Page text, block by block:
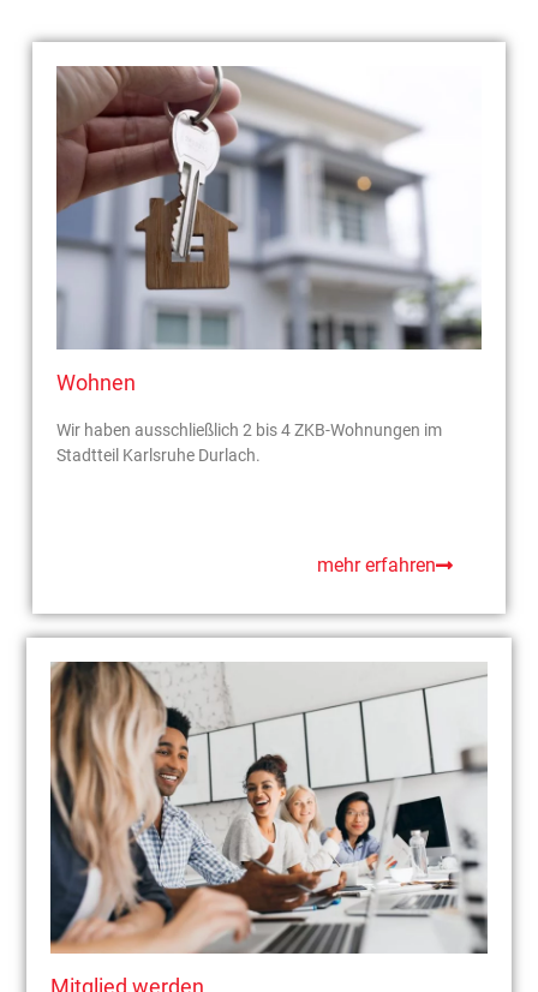
Wohnen
Wir haben ausschließlich 2 bis 4 ZKB-Wohnungen im
Stadtteil Karlsruhe Durlach.
mehr erfahren
Mitglied werden